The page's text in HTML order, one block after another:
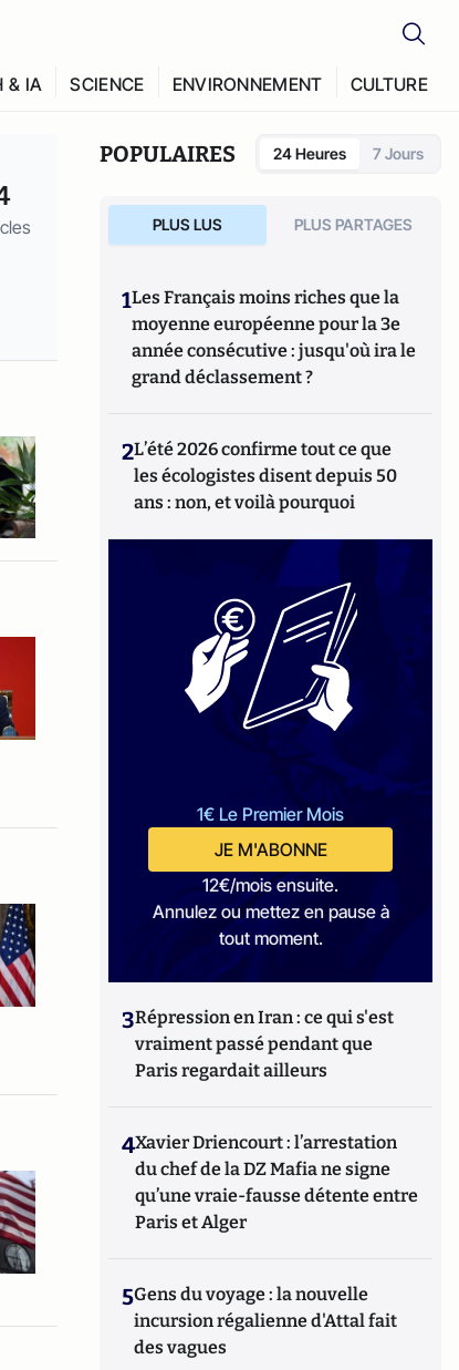
& IA SCIENCE ENVIRONNEMENT CULTURE
POPULAIRES 24 Heures 7 Jours
PLUS LUS PLUS PARTAGES
1Les Français moins riches que la
moyenne européenne pour la 3e
année consécutive : jusqu'où ira le
grand déclassement ?
2L’été 2026 confirme tout ce que
les écologistes disent depuis 50
ans : non, et voilà pourquoi
1€ Le Premier Mois
JE M'ABONNE
12€/mois ensuite.
Annulez ou mettez en pause à
tout moment.
3Répression en Iran : ce qui s'est
vraiment passé pendant que
Paris regardait ailleurs
4Xavier Driencourt : l’arrestation
du chef de la DZ Mafia ne signe
qu’une vraie-fausse détente entre
Paris et Alger
5Gens du voyage : la nouvelle
incursion régalienne d'Attal fait
des vagues